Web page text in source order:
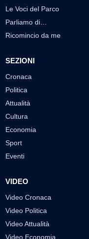
Le Voci del Parco
Parliamo di…
Ricomincio da me
SEZIONI
Cronaca
Politica
Attualità
Cultura
Economia
Sport
Eventi
VIDEO
Video Cronaca
Video Politica
Video Attualità
Video Economia